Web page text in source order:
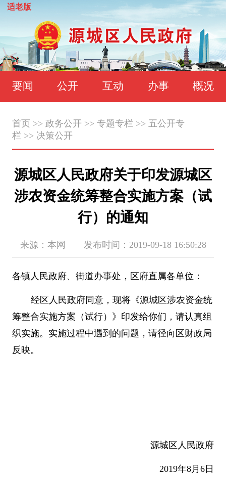
适老版
要闻 公开 互动 办事 概况
首页 >> 政务公开>> 专题专栏 >> 五公开专
栏 >> 决策公开
源城区人民政府关于印发源城区
涉农资金统筹整合实施方案（试
行）的通知
来源：本网 发布时间：2019-09-18 16:50:28
各镇人民政府、街道办事处，区府直属各单位：
经区人民政府同意，现将《源城区涉农资金统
筹整合实施方案（试行）》印发给你们，请认真组
织实施。实施过程中遇到的问题，请径向区财政局
反映。
源城区人民政府
2019年8月6 日